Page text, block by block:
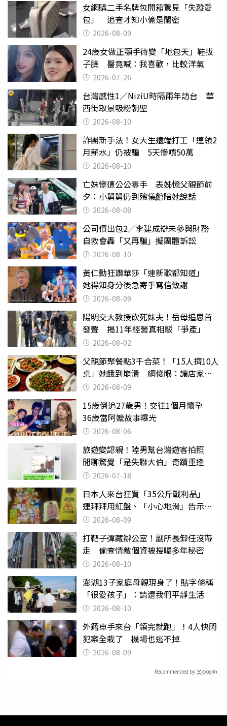
女網購二手名牌包開箱驚見「失蹤愛
包」 追查才知小偷是閨密
2026-08-09
24歲女做正顎手術變「地包天」鞋拔
子臉 醫竟喊：我喜歡，比較洋氣
2026-07-26
台灣感性1／NiziU時隔兩年訪台 華
西街取景吸粉朝聖
2026-08-10
詐團新手法！女大生遠端打工「連領2
月薪水」仍被騙 5天慘噴50萬
2026-08-10
亡妹慘遭公公毒手 表姊憶父親節前
夕：小舅舅仍到殯儀館陪她說話
2026-08-08
公司債出包2／李建成辯未參與財務
自救會轟「又再騙」擬團體訴訟
2026-08-10
黃仁勳狂讚華莎「連新歌都知道」
她得知身分後急寄手寫信致謝
2026-08-09
陽明交大教授砍死妹夫！岳母追思首
發聲 揭11年經營真相駁「爭產」
2026-08-02
父親節聚餐點3千合菜！「15人擠10人
桌」她餓到崩潰 網傻眼：讓店家看
笑話2026-08-09
15歲倒追27歲男！交往1個月懷孕
36歲當阿嬤故事曝光
2026-08-06
旅遊變認親！陸男幫台灣遊客拍照
閒聊驚覺「是失聯大伯」奇蹟重逢
2026-07-18
日本人來台狂買「35公斤戰利品」
連拜拜用紅盤、「小心地滑」告示牌
也帶回家
2026-08-09
打靶子彈藏辦公室！副所長卸任沒帶
走 偷查情敵個資被搜曝多年秘密
2026-08-10
澎湖13子家庭母親現身了！貼字條稱
「很愛孩子」：請還我們平靜生活
2026-08-10
外籍車手來台「領完就跑」！4人快閃
犯案全栽了 機場也逃不掉
2026-08-09
Recommended by